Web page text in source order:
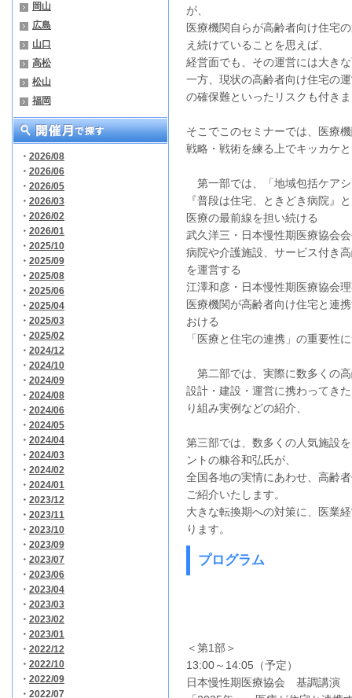
岡山
広島
山口
高松
松山
福岡
・ 2026/08
・ 2026/06
・ 2026/05
・ 2026/03
・ 2026/02
・ 2026/01
・ 2025/10
・ 2025/09
・ 2025/08
・ 2025/06
・ 2025/04
・ 2025/03
・ 2025/02
・ 2024/12
・ 2024/10
・ 2024/09
・ 2024/08
・ 2024/06
・ 2024/05
・ 2024/04
・ 2024/03
・ 2024/02
・ 2024/01
・ 2023/12
・ 2023/11
・ 2023/10
・ 2023/09
・ 2023/07
・ 2023/06
・ 2023/04
・ 2023/03
・ 2023/02
・ 2023/01
・ 2022/12
・ 2022/10
・ 2022/09
・ 2022/07
が、
医療機関自らが高齢者向け住宅
え続けていることを思えば、
経営面でも、その運営には大き
一方、現状の高齢者向け住宅の
の確保難といったリスクも付き
そこでこのセミナーでは、医療
戦略・戦術を練る上でキッカケ
第一部では、「地域包括ケア
『普段は住宅、ときどき病院』
医療の最前線を担い続ける
武久洋三・日本慢性期医療協会
病院や介護施設、サービス付き
を運営する
江澤和彦・日本慢性期医療協会
医療機関が高齢者向け住宅と連
おける
「医療と住宅の連携」の重要性
第二部では、実際に数多くの
設計・建設・運営に携わってき
り組み実例などの紹介、
第三部では、数多くの人気施設
ントの糠谷和弘氏が、
全国各地の実情にあわせ、高齢
ご紹介いたします。
大きな転換期への対策に、医業
ります。
プログラム
＜第1部＞
13:00～14:05（予定）
日本慢性期医療協会 基調講演